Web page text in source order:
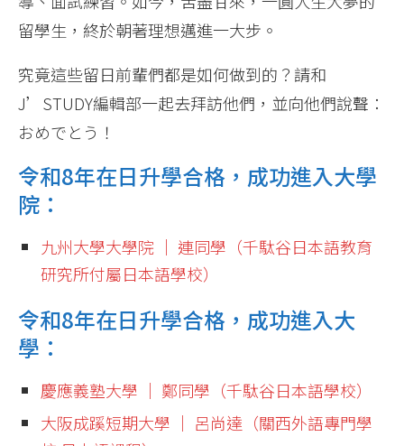
留學生，終於朝著理想邁進一大步。
究竟這些留日前輩們都是如何做到的？請和
J’STUDY編輯部一起去拜訪他們，並向他們說聲：
おめでとう！
令和8年在日升學合格，成功進入大學
院：
九州大學大學院 │ 連同學（千駄谷日本語教育
研究所付屬日本語學校）
令和8年在日升學合格，成功進入大
學：
慶應義塾大學 │ 鄭同學（千駄谷日本語學校）
大阪成蹊短期大學 │ 呂尚達（關西外語專門學